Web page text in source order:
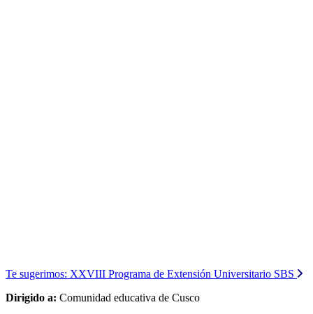
Te sugerimos: XXVIII Programa de Extensión Universitario SBS
Dirigido a: Comunidad educativa de Cusco